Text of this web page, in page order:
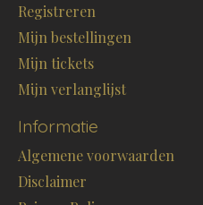
Registreren
Mijn bestellingen
Mijn tickets
Mijn verlanglijst
Informatie
Algemene voorwaarden
Disclaimer